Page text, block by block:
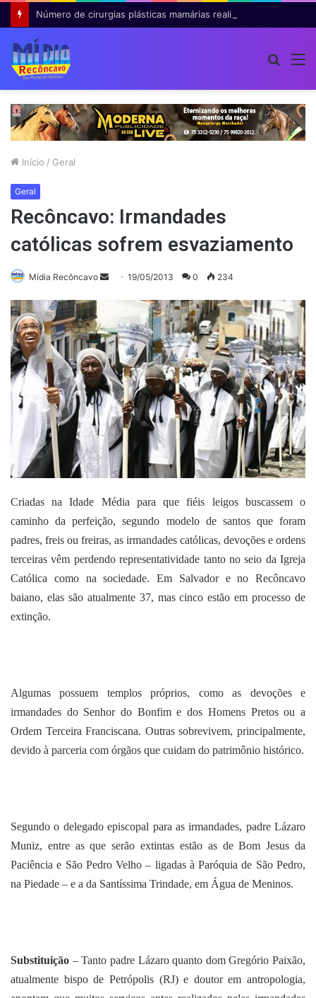
Início / Geral
Geral
Recôncavo: Irmandades
católicas sofrem esvaziamento
Mídia Recôncavo
Mande
mail
19/05/2013 0 234
Criadas na Idade Média para que fiéis leigos buscassem o
caminho da perfeição, segundo modelo de santos que foram
padres, freis ou freiras, as irmandades católicas, devoções e ordens
terceiras vêm perdendo representatividade tanto no seio da Igreja
Católica como na sociedade. Em Salvador e no Recôncavo
baiano, elas são atualmente 37, mas cinco estão em processo de
extinção.
Algumas possuem templos próprios, como as devoções e
irmandades do Senhor do Bonfim e dos Homens Pretos ou a
Ordem Terceira Franciscana. Outras sobrevivem, principalmente,
devido à parceria com órgãos que cuidam do patrimônio histórico.
Segundo o delegado episcopal para as irmandades, padre Lázaro
Muniz, entre as que serão extintas estão as de Bom Jesus da
Paciência e São Pedro Velho – ligadas à Paróquia de São Pedro,
na Piedade – e a da Santíssima Trindade, em Água de Meninos.
Substituição – Tanto padre Lázaro quanto dom Gregório Paixão,
atualmente bispo de Petrópolis (RJ) e doutor em antropologia,